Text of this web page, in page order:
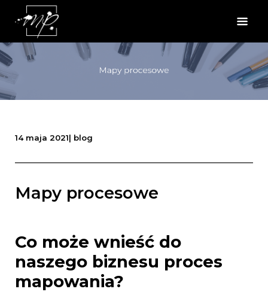
14 maja 2021| blog
Mapy procesowe
Co może wnieść do
naszego biznesu proces
mapowania?